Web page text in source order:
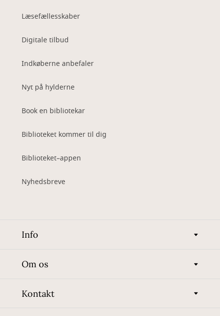
Læsefællesskaber
Digitale tilbud
Indkøberne anbefaler
Nyt på hylderne
Book en bibliotekar
Biblioteket kommer til dig
Biblioteket–appen
Nyhedsbreve
Info
Om os
Kontakt